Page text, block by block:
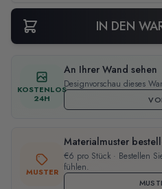
IN DEN
KOSTENLOS
24H
An Ihrer Wand sehen
Designvorschau dieses
MUSTER
Materialmuster
€6 pro Stück · Bestellen
fühlen.